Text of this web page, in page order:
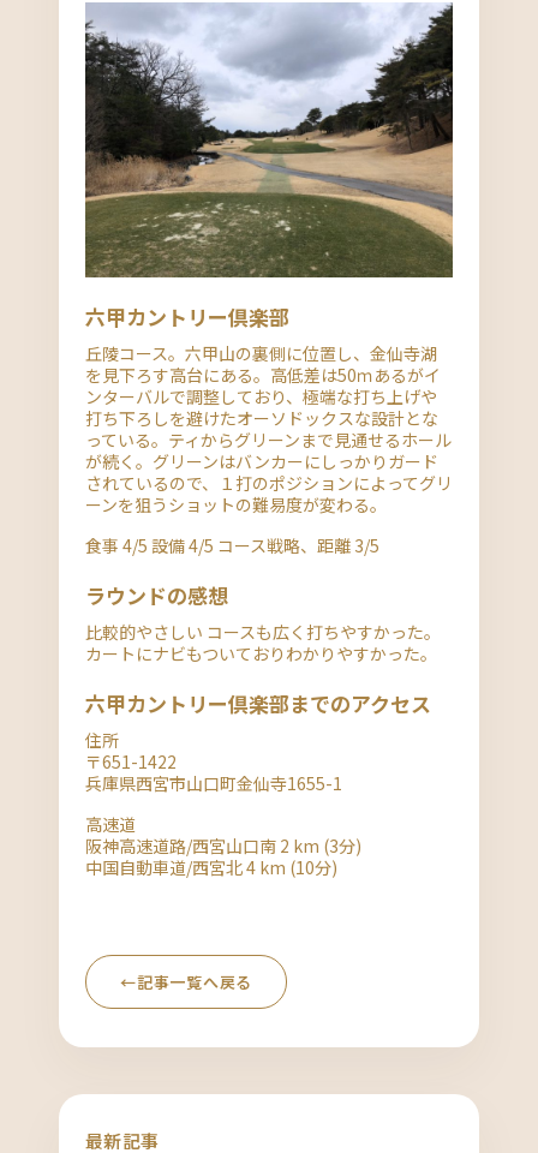
六甲カントリー倶楽部
丘陵コース。六甲山の裏側に位置し、金仙寺湖
を見下ろす高台にある。高低差は50ｍあるがイ
ンターバルで調整しており、極端な打ち上げや
打ち下ろしを避けたオーソドックスな設計とな
っている。ティからグリーンまで見通せるホール
が続く。グリーンはバンカーにしっかりガード
されているので、１打のポジションによってグリ
ーンを狙うショットの難易度が変わる。
食事 4/5 設備 4/5 コース戦略、距離 3/5
ラウンドの感想
比較的やさしい コースも広く打ちやすかった。
カートにナビもついておりわかりやすかった。
六甲カントリー倶楽部までのアクセス
住所
〒651-1422
兵庫県西宮市山口町金仙寺1655-1
高速道
阪神高速道路/西宮山口南 2 km (3分)
中国自動車道/西宮北 4 km (10分)
←記事一覧へ戻る
最新記事